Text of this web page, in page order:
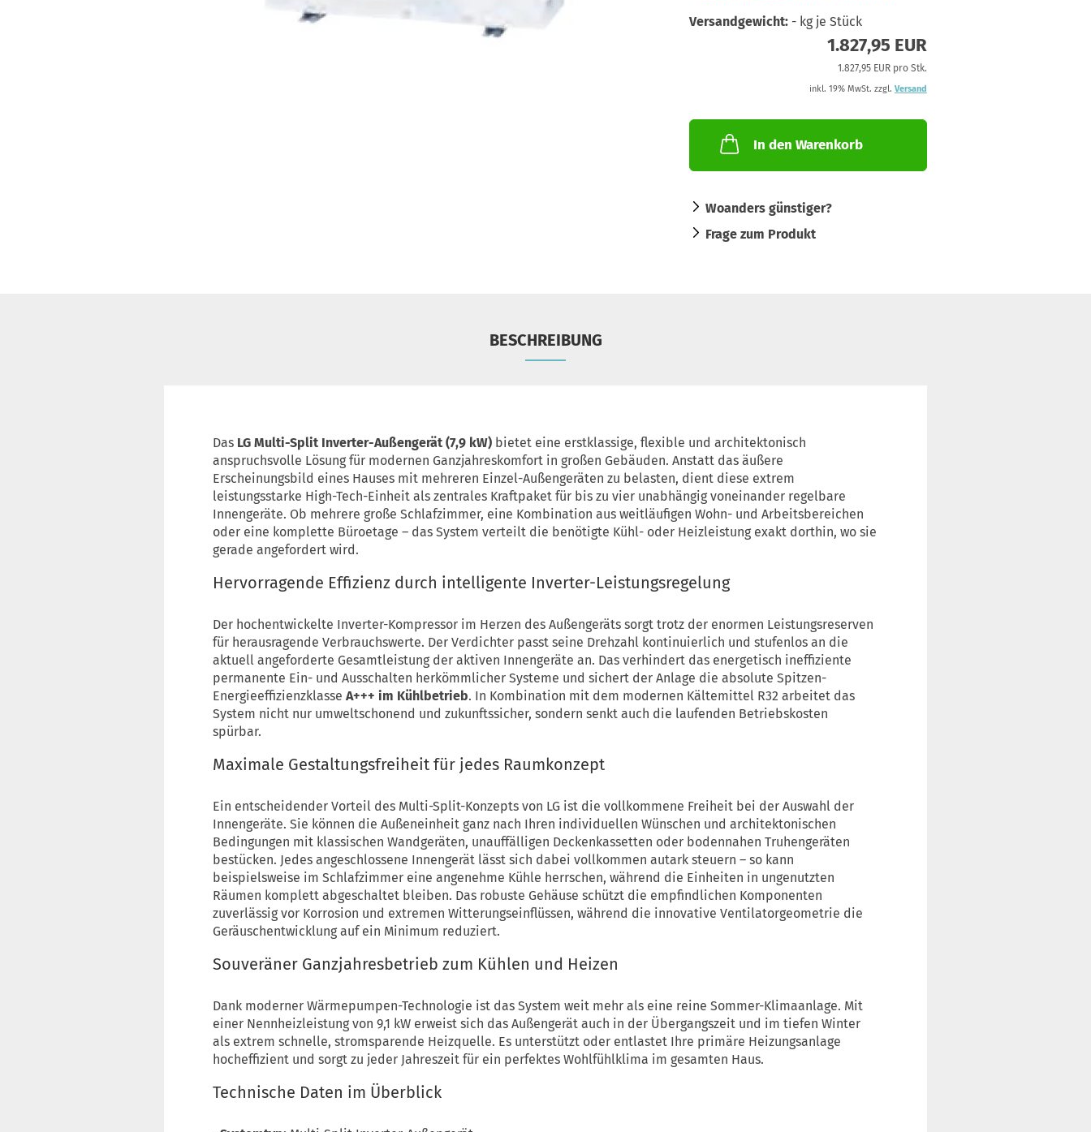
Versandgewicht: -kg je Stück
1.827,95 EUR
1.827,95 EUR pro Stk.
inkl. 19% MwSt. zzgl. Versand
In den Warenkorb
Woanders günstiger?
Frage zum Produkt
BESCHREIBUNG
Das LG Multi-Split Inverter-Außengerät (7,9 kW) bietet eine erstklassige, flexible und architektonisch
anspruchsvolle Lösung für modernen Ganzjahreskomfort in großen Gebäuden. Anstatt das äußere
Erscheinungsbild eines Hauses mit mehreren Einzel-Außengeräten zu belasten, dient diese extrem
leistungsstarke High-Tech-Einheit als zentrales Kraftpaket für bis zu vier unabhängig voneinander regelbare
Innengeräte. Ob mehrere große Schlafzimmer, eine Kombination aus weitläufigen Wohn- und Arbeitsbereichen
oder eine komplette Büroetage – das System verteilt die benötigte Kühl- oder Heizleistung exakt dorthin, wo sie
gerade angefordert wird.
Hervorragende Effizienz durch intelligente Inverter-Leistungsregelung
Der hochentwickelte Inverter-Kompressor im Herzen des Außengeräts sorgt trotz der enormen Leistungsreserven
für herausragende Verbrauchswerte. Der Verdichter passt seine Drehzahl kontinuierlich und stufenlos an die
aktuell angeforderte Gesamtleistung der aktiven Innengeräte an. Das verhindert das energetisch ineffiziente
permanente Ein- und Ausschalten herkömmlicher Systeme und sichert der Anlage die absolute Spitzen-
Energieeffizienzklasse A+++ im Kühlbetrieb. In Kombination mit dem modernen Kältemittel R32 arbeitet das
System nicht nur umweltschonend und zukunftssicher, sondern senkt auch die laufenden Betriebskosten
spürbar.
Maximale Gestaltungsfreiheit für jedes Raumkonzept
Ein entscheidender Vorteil des Multi-Split-Konzepts von LG ist die vollkommene Freiheit bei der Auswahl der
Innengeräte. Sie können die Außeneinheit ganz nach Ihren individuellen Wünschen und architektonischen
Bedingungen mit klassischen Wandgeräten, unauffälligen Deckenkassetten oder bodennahen Truhengeräten
bestücken. Jedes angeschlossene Innengerät lässt sich dabei vollkommen autark steuern – so kann
beispielsweise im Schlafzimmer eine angenehme Kühle herrschen, während die Einheiten in ungenutzten
Räumen komplett abgeschaltet bleiben. Das robuste Gehäuse schützt die empfindlichen Komponenten
zuverlässig vor Korrosion und extremen Witterungseinflüssen, während die innovative Ventilatorgeometrie die
Geräuschentwicklung auf ein Minimum reduziert.
Souveräner Ganzjahresbetrieb zum Kühlen und Heizen
Dank moderner Wärmepumpen-Technologie ist das System weit mehr als eine reine Sommer-Klimaanlage. Mit
einer Nennheizleistung von 9,1 kW erweist sich das Außengerät auch in der Übergangszeit und im tiefen Winter
als extrem schnelle, stromsparende Heizquelle. Es unterstützt oder entlastet Ihre primäre Heizungsanlage
hocheffizient und sorgt zu jeder Jahreszeit für ein perfektes Wohlfühlklima im gesamten Haus.
Technische Daten im Überblick